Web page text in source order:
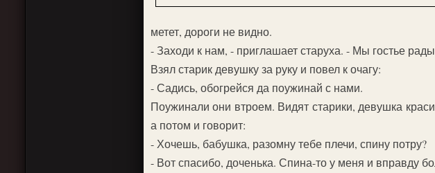
метет, дороги не видно.
- Заходи к нам, - приглашает старуха. - Мы гостье
Взял старик девушку за руку и повел к очагу:
- Садись, обогрейся да поужинай с нами.
Поужинали они втроем. Видят старики, девушка
а потом и говорит:
- Хочешь, бабушка, разомну тебе плечи, спину потру?
- Вот спасибо, доченька. Спина-то у меня и вправду